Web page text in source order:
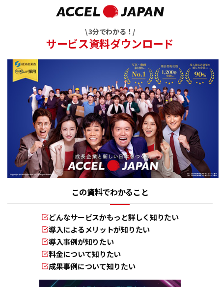
\ 3分でわかる！/
サービス資料ダウンロード
この資料でわかること
どんなサービスかもっと詳しく知りたい
導入によるメリットが知りたい
導入事例が知りたい
料金について知りたい
成果事例について知りたい